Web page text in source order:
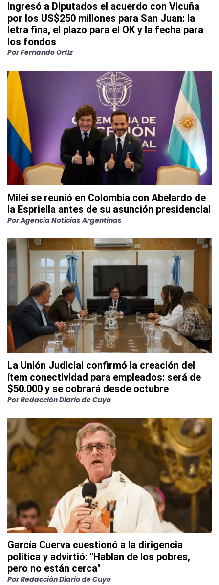
Ingresó a Diputados el acuerdo con Vicuña
por los US$250 millones para San Juan: la
letra fina, el plazo para el OK y la fecha para
los fondos
PorFernando Ortiz
Milei se reunió en Colombia con Abelardo de
la Espriella antes de su asunción presidencial
PorAgencia Noticias Argentinas
La Unión Judicial confirmó la creación del
ítem conectividad para empleados: será de
$50.000 y se cobrará desde octubre
PorRedacción Diario de Cuyo
García Cuerva cuestionó a la dirigencia
política y advirtió: "Hablan de los pobres,
pero no están cerca"
PorRedacción Diario de Cuyo